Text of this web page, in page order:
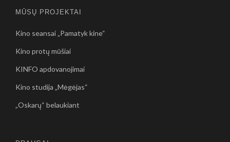
MŪSŲ PROJEKTAI
Kino seansai „Pamatyk kine“
Kino protų mūšiai
KINFO apdovanojimai
Kino studija „Mėgėjas“
„Oskarų“ belaukiant